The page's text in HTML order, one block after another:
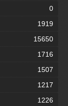
0
1919
15650
1716
1507
1217
1226